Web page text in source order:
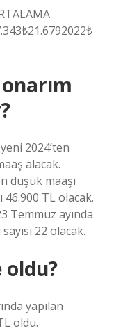
2024’ten
alacak.
düşük maaşı
46.900 TL olacak.
Temmuz ayında
22 olacak.
oldu?
yapılan
oldu.